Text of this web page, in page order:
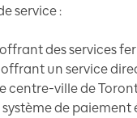
service :
des services
offrant un service
centre-ville de
système de